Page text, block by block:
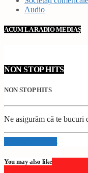
Audio
ACUM LA RADIO MEDIAȘ
NON STOP HITS
NON STOP HITS
Ne asigurăm că te
Info and episodes
You may also like